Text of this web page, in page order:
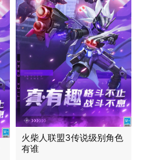
火柴人联盟3传说级别角色
有谁